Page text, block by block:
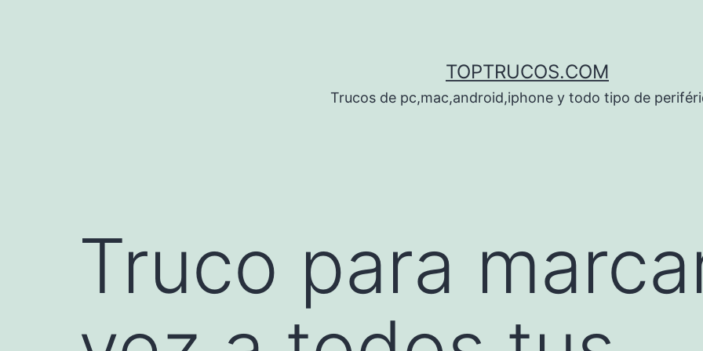
TOPTRUCOS.COM
Trucos de pc,mac,android,iphone y todo tipo de
Truco para